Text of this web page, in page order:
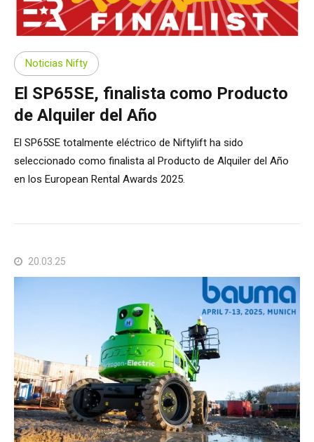
Noticias Nifty
El SP65SE, finalista como Producto
de Alquiler del Año
El SP65SE totalmente eléctrico de Niftylift ha sido
seleccionado como finalista al Producto de Alquiler del Año
en los European Rental Awards 2025.
20.03.25